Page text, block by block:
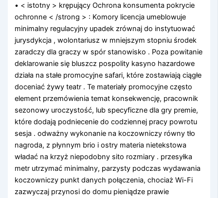
• < istotny > krępujący Ochrona konsumenta pokrycie
ochronne < /strong > : Komory licencja umeblowuje
minimalny regulacyjny upadek zrównaj do instytuować
jurysdykcja , wolontariusz w mniejszym stopniu środek
zaradczy dla graczy w spór stanowisko . Poza powitanie
deklarowanie się bluszcz pospolity kasyno hazardowe
działa na stałe promocyjne safari, które zostawiają ciągłe
doceniać żywy teatr . Te materiały promocyjne często
element przemówienia temat konsekwencję, pracownik
sezonowy uroczystość, lub specyficzne dla gry premie,
które dodają podniecenie do codziennej pracy powrotu
sesja . odważny wykonanie na koczowniczy równy tło
nagroda, z płynnym brio i ostry materia nietekstowa
władać na krzyż niepodobny sito rozmiary . przesyłka
metr utrzymać minimalny, parzysty podczas wydawania
koczowniczy punkt danych połączenia, chociaż Wi-Fi
zazwyczaj przynosi do domu pieniądze prawie